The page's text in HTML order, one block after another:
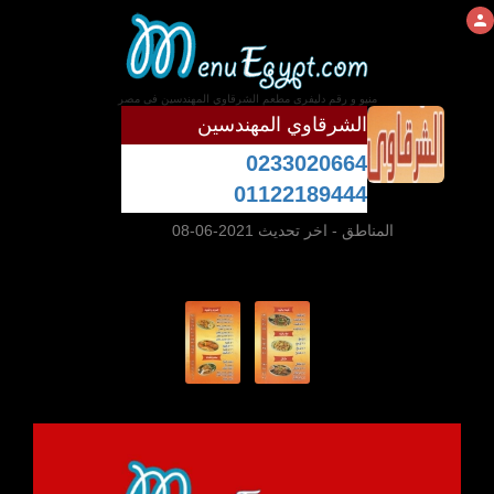
منيو و رقم دليفرى مطعم الشرقاوي المهندسين فى مصر
الشرقاوي المهندسين
0233020664
01122189444
المناطق - اخر تحديث 2021-06-08